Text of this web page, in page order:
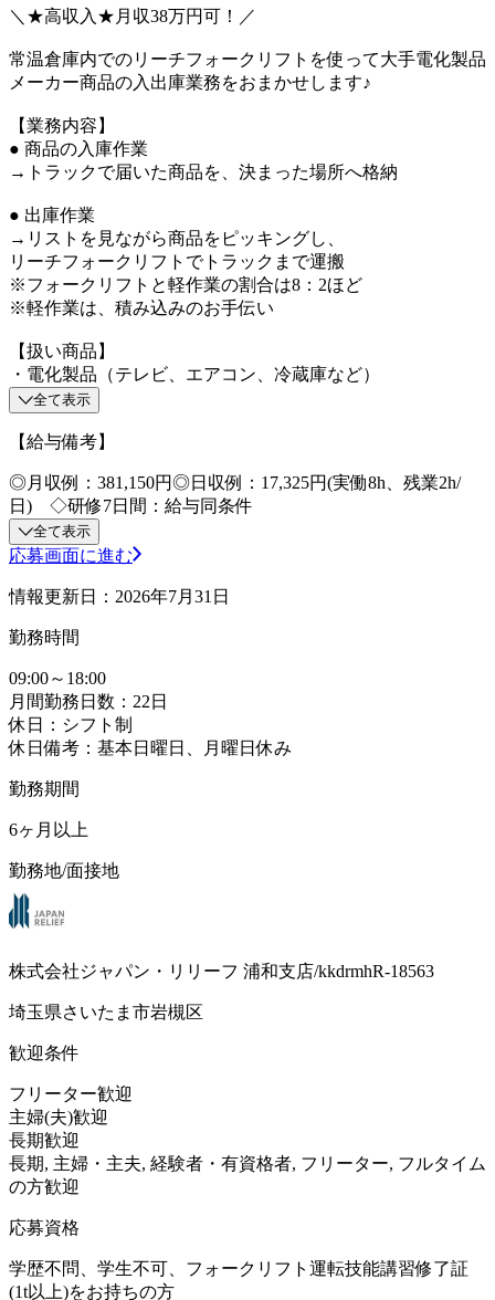
＼★高収入★月収38万円可！／
常温倉庫内でのリーチフォークリフトを使って大手電化製品
メーカー商品の入出庫業務をおまかせします♪
【業務内容】
● 商品の入庫作業
→トラックで届いた商品を、決まった場所へ格納
● 出庫作業
→リストを見ながら商品をピッキングし、
リーチフォークリフトでトラックまで運搬
※フォークリフトと軽作業の割合は8：2ほど
※軽作業は、積み込みのお手伝い
【扱い商品】
・電化製品（テレビ、エアコン、冷蔵庫など）
全て表示
【給与備考】
◎月収例：381,150円◎日収例：17,325円(実働8h、残業2h/
日) ◇研修7日間：給与同条件
全て表示
応募画面に進む
情報更新日：2026年7月31日
勤務時間
09:00～18:00
月間勤務日数：22日
休日：シフト制
休日備考：基本日曜日、月曜日休み
勤務期間
6ヶ月以上
勤務地/面接地
株式会社ジャパン・リリーフ 浦和支店/kkdrmhR-18563
埼玉県さいたま市岩槻区
歓迎条件
フリーター歓迎
主婦(夫)歓迎
長期歓迎
長期, 主婦・主夫, 経験者・有資格者, フリーター, フルタイム
の方歓迎
応募資格
学歴不問、学生不可、フォークリフト運転技能講習修了証
(1t以上)をお持ちの方